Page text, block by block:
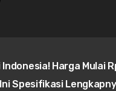
Harga Mulai
Spesifikasi